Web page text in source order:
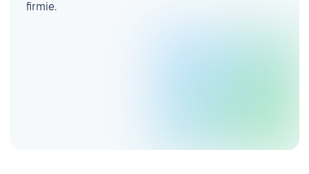
firmie.